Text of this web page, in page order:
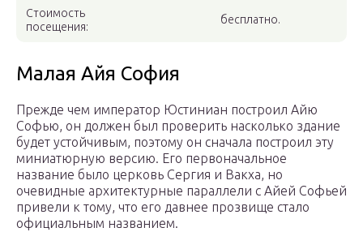
Стоимость
посещения:
бесплатно.
Малая Айя София
Прежде чем император Юстиниан построил Айю
Софью, он должен был проверить насколько здание
будет устойчивым, поэтому он сначала построил эту
миниатюрную версию. Его первоначальное
название было церковь Сергия и Вакха, но
очевидные архитектурные параллели с Айей Софьей
привели к тому, что его давнее прозвище стало
официальным названием.